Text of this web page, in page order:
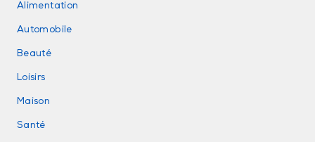
Alimentation
Automobile
Beauté
Loisirs
Maison
Santé